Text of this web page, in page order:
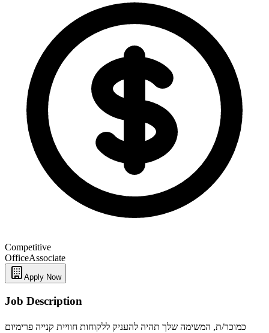
Competitive
OfficeAssociate
Apply Now
Job Description
כמוכר/ת, המשימה שלך תהיה להעניק ללקוחות חוויית קנייה פרימיום